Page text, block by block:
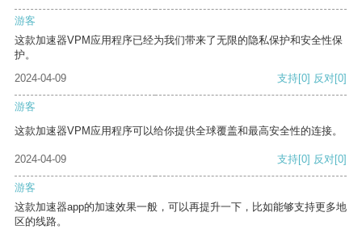
游客
这款加速器VPM应用程序已经为我们带来了无限的隐私保护和安全性保
护。
2024-04-09
支持[0] 反对[0]
游客
这款加速器VPM应用程序可以给你提供全球覆盖和最高安全性的连接。
2024-04-09 支持[0] 反对[0]
游客
这款加速器app的加速效果一般，可以再提升一下，比如能够支持更多地
区的线路。